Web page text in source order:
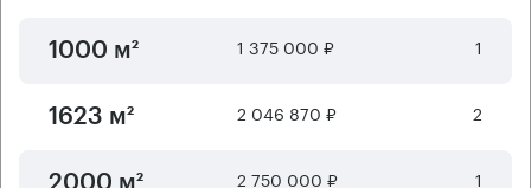
1000 м² 1 375 000 ₽ 1
1623 м² 2 046 870 ₽ 2
2000 м² 2 750 000 ₽ 1